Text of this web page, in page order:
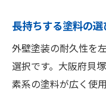
長持ちする塗料の
外壁塗装の耐久性を
選択です。大阪府貝
素系の塗料が広く使